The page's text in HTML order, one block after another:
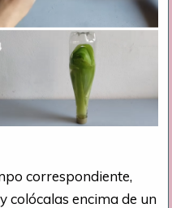
correspondiente,
colócalas encima de un